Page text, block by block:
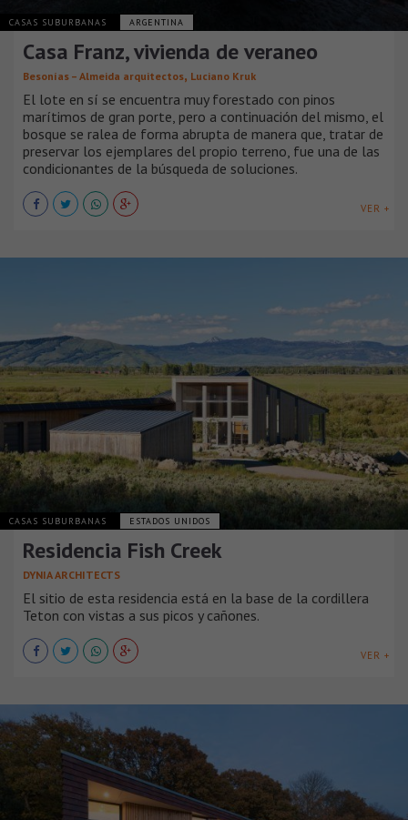
CASAS SUBURBANAS ARGENTINA
Casa Franz, vivienda de veraneo
Besonías – Almeida arquitectos, Luciano Kruk
El lote en sí se encuentra muy forestado con pinos
marítimos de gran porte, pero a continuación del mismo, el
bosque se ralea de forma abrupta de manera que, tratar de
preservar los ejemplares del propio terreno, fue una de las
condicionantes de la búsqueda de soluciones.
VER +
CASAS SUBURBANAS ESTADOS UNIDOS
Residencia Fish Creek
DYNIA ARCHITECTS
El sitio de esta residencia está en la base de la cordillera
Teton con vistas a sus picos y cañones.
VER +